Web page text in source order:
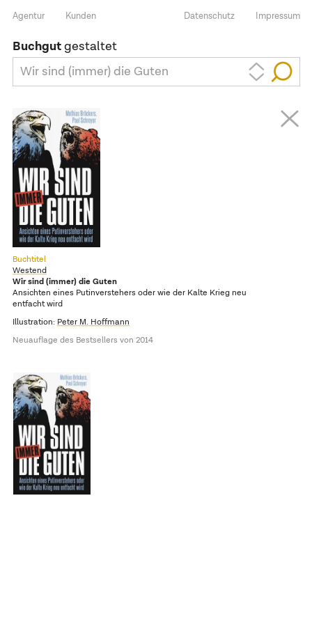
Agentur Kunden Impressum
Datenschutz
Buchgutgestaltet
Wir sind (immer) die Guten
Buchtitel
Westend
Wir sind (immer) die Guten
Ansichten eines Putinverstehers oder wie der Kalte Krieg neu
entfacht wird
Illustration: Peter M. Hoffmann
Neuauflage des Bestsellers von 2014